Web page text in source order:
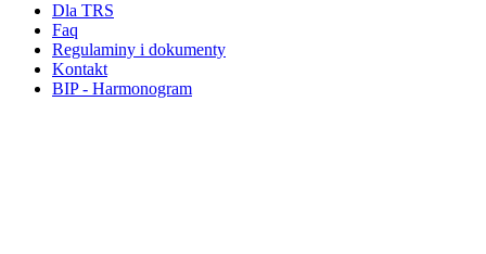
Dla TRS
Faq
Regulaminy i dokumenty
Kontakt
BIP - Harmonogram